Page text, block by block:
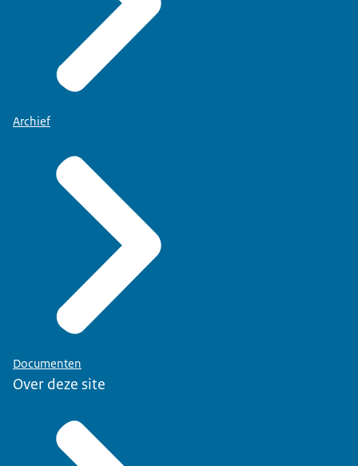
Archief
Documenten
Over deze site